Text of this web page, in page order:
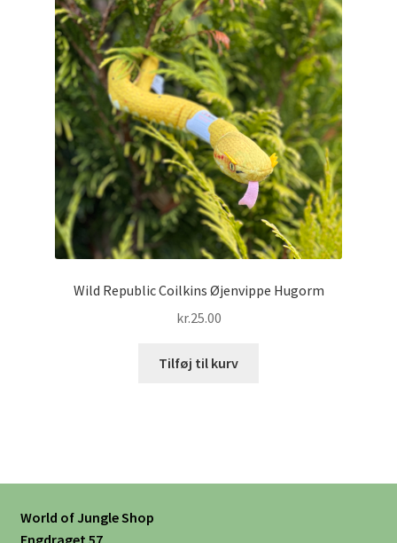
Wild Republic Coilkins Øjenvippe Hugorm
kr.25.00
Tilføj til kurv
World of Jungle Shop
Engdraget 57